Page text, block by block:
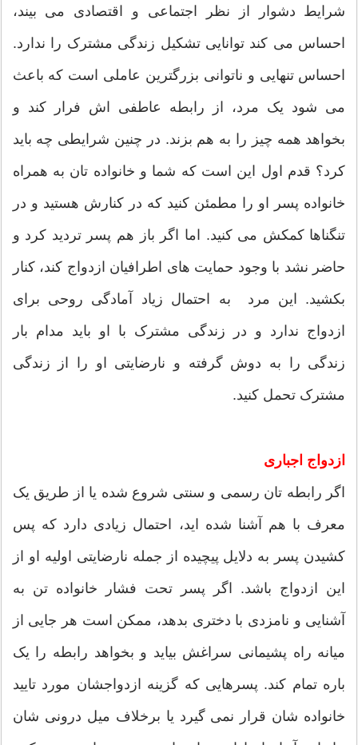
شرایط دشوار از نظر اجتماعی و اقتصادی می بیند،
احساس می کند توانایی تشکیل زندگی مشترک را ندارد.
احساس تنهایی و ناتوانی بزرگترین عاملی است که باعث
می شود یک مرد، از رابطه عاطفی اش فرار کند و
بخواهد همه چیز را به هم بزند. در چنین شرایطی چه باید
کرد؟ قدم اول این است که شما و خانواده تان به همراه
خانواده پسر او را مطمئن کنید که در کنارش هستید و در
تنگناها کمکش می کنید. اما اگر باز هم پسر تردید کرد و
حاضر نشد با وجود حمایت های اطرافیان ازدواج کند، کنار
بکشید. این مرد به احتمال زیاد آمادگی روحی برای
ازدواج ندارد و در زندگی مشترک با او باید مدام بار
زندگی را به دوش گرفته و نارضایتی او را از زندگی
مشترک تحمل کنید.
ازدواج اجباری
اگر رابطه تان رسمی و سنتی شروع شده یا از طریق یک
معرف با هم آشنا شده اید، احتمال زیادی دارد که پس
کشیدن پسر به دلایل پیچیده از جمله نارضایتی اولیه او از
این ازدواج باشد. اگر پسر تحت فشار خانواده تن به
آشنایی و نامزدی با دختری بدهد، ممکن است هر جایی از
میانه راه پشیمانی سراغش بیاید و بخواهد رابطه را یک
باره تمام کند. پسرهایی که گزینه ازدواجشان مورد تایید
خانواده شان قرار نمی گیرد یا برخلاف میل درونی شان